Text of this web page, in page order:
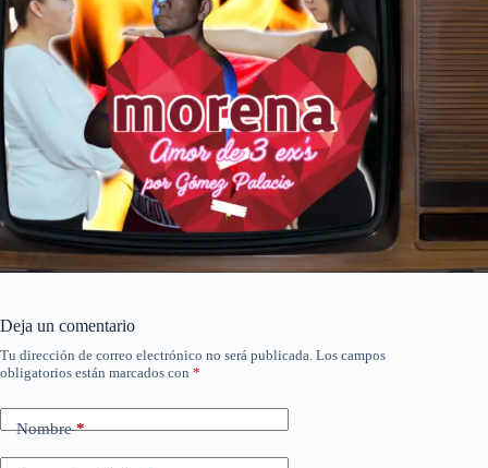
Deja un comentario
Tu dirección de correo electrónico no será publicada. Los campos
obligatorios están marcados con *
Nombre*